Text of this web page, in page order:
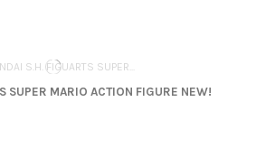
SUPER MARIO ACTION FIGURE NEW!